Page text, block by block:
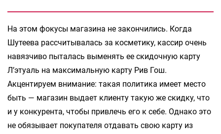
На этом фокусы магазина не закончились. Когда
Шутеева рассчитывалась за косметику, кассир очень
навязчиво пыталась выменять ее скидочную карту
Л’этуаль на максимальную карту Рив Гош.
Акцентируем внимание: такая политика имеет место
быть — магазин выдает клиенту такую же скидку, что
и у конкурента, чтобы привлечь его к себе. Однако это
не обязывает покупателя отдавать свою карту из